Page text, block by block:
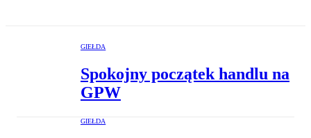
GIEŁDA
Spokojny początek handlu na
GPW
GIEŁDA